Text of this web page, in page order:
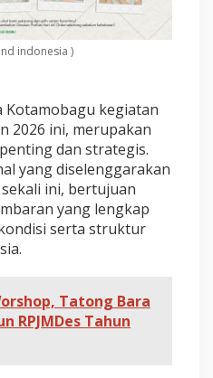
indonesia )
Kotamobagu kegiatan
2026 ini, merupakan
dan strategis.
yang diselenggarakan
ini, bertujuan
yang lengkap
serta struktur
Tatong Bara
RPJMDes Tahun